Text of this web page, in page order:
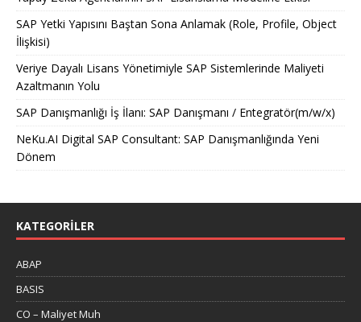
SAP Yetki Yapısını Baştan Sona Anlamak (Role, Profile, Object
İlişkisi)
Veriye Dayalı Lisans Yönetimiyle SAP Sistemlerinde Maliyeti
Azaltmanın Yolu
SAP Danışmanlığı İş İlanı: SAP Danışmanı / Entegratör(m/w/x)
NeKu.AI Digital SAP Consultant: SAP Danışmanlığında Yeni
Dönem
KATEGORILER
ABAP
BASIS
CO – Maliyet Muh